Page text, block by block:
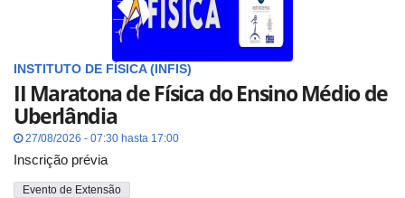
INSTITUTO DE FÍSICA (INFIS)
II Maratona de Física do Ensino Médio de
Uberlândia
27/08/2026 - 07:30 hasta 17:00
Inscrição prévia
Evento de Extensão